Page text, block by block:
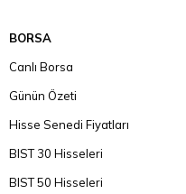
BORSA
Canlı Borsa
Günün Özeti
Hisse Senedi Fiyatları
BIST 30 Hisseleri
BIST 50 Hisseleri